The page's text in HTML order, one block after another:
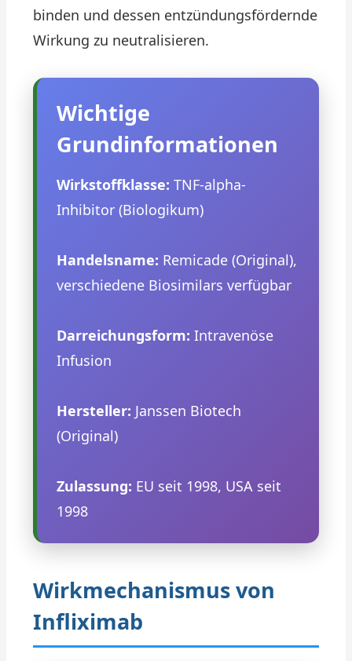
binden und dessen entzündungsfördernde
Wirkung zu neutralisieren.
Wichtige
Grundinformationen
Wirkstoffklasse: TNF-alpha-
Inhibitor (Biologikum)
Handelsname: Remicade (Original),
verschiedene Biosimilars verfügbar
Darreichungsform: Intravenöse
Infusion
Hersteller: Janssen Biotech
(Original)
Zulassung: EU seit 1998, USA seit
1998
Wirkmechanismus von
Infliximab